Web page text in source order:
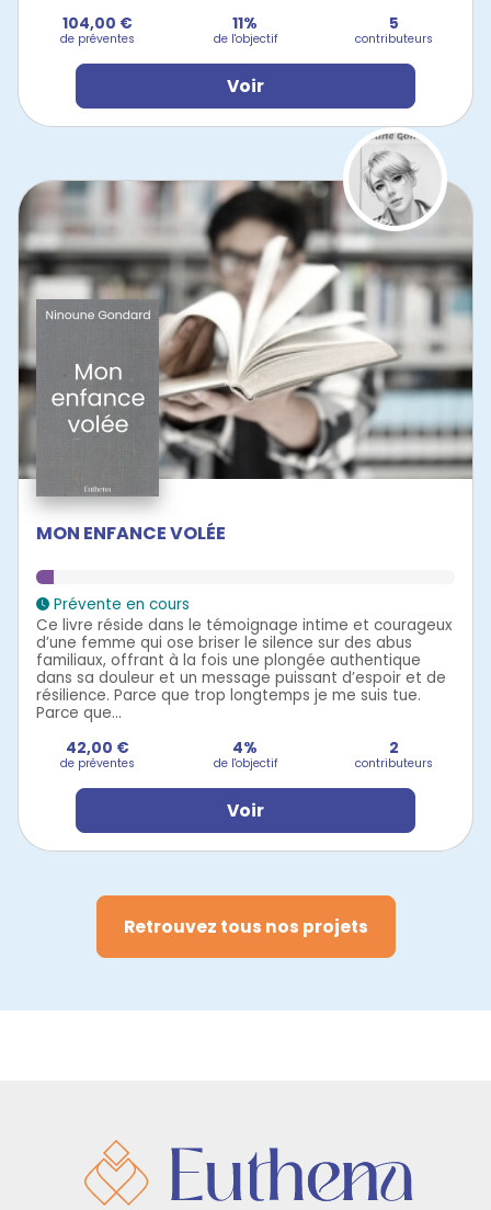
104,00 €
de préventes
11%
de l'objectif
5
contributeurs
Voir
MON ENFANCE VOLÉE
Prévente en cours
Ce livre réside dans le témoignage intime et courageux
d’une femme qui ose briser le silence sur des abus
familiaux, offrant à la fois une plongée authentique
dans sa douleur et un message puissant d’espoir et de
résilience. Parce que trop longtemps je me suis tue.
Parce que...
42,00 €
de préventes
4%
de l'objectif
2
contributeurs
Voir
Retrouvez tous nos projets